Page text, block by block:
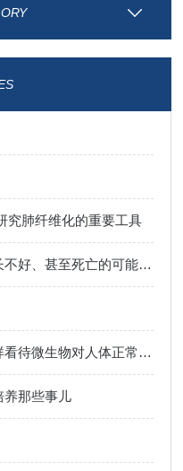
究肺纤维化的重要工具
细胞不贴壁、生长缓慢、生长不好、甚至死亡的可能原因及解决方法
质控菌种专业研发人员是怎样看待微生物对人体正常技能运转的重要性
养那些事儿